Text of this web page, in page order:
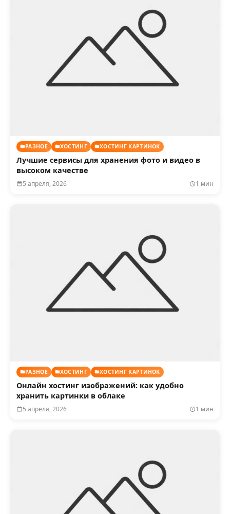
РАЗНОЕ ХОСТИНГ ХОСТИНГ КАРТИНОК
Лучшие сервисы для хранения фото и видео в
высоком качестве
5 апреля, 2026 1 мин
РАЗНОЕ ХОСТИНГ ХОСТИНГ КАРТИНОК
Онлайн хостинг изображений: как удобно
хранить картинки в облаке
5 апреля, 2026 1 мин